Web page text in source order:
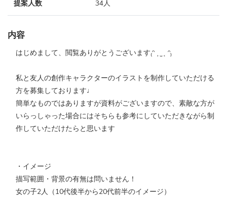
提案人数 34人
内容
はじめまして、閲覧ありがとうございます₍ᵔ ˲ ̫ ˱ ᵔ₎
私と友人の創作キャラクターのイラストを制作していただける
方を募集しております♩
簡単なものではありますが資料がございますので、素敵な方が
いらっしゃった場合にはそちらも参考にしていただきながら制
作していただけたらと思います
・イメージ
描写範囲・背景の有無は問いません！
女の子2人（10代後半から20代前半のイメージ）